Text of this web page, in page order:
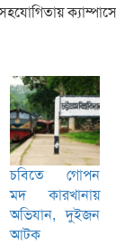
সহযোগিতায়
চবিতে গোপন
মদ কারখানায়
অভিযান, দুইজন
আটক